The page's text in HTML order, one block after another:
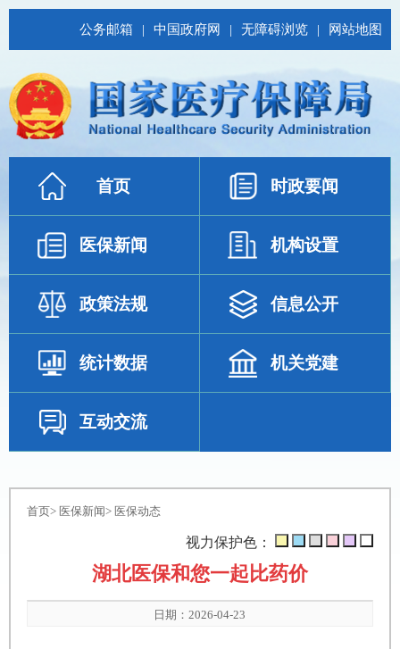
公务邮箱 | 中国政府网 | 无障碍浏览 | 网站地图
首页 时政要闻
医保新闻 机构设置
政策法规 信息公开
统计数据 机关党建
互动交流
首页> 医保新闻> 医保动态
视力保护色：
湖北医保和您一起比药价
日期：2026-04-23